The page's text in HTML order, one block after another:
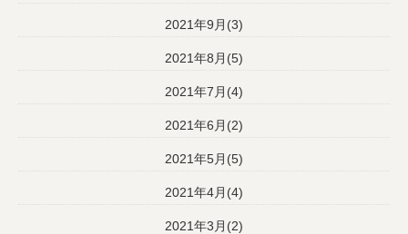
2021年9月(3)
2021年8月(5)
2021年7月(4)
2021年6月(2)
2021年5月(5)
2021年4月(4)
2021年3月(2)